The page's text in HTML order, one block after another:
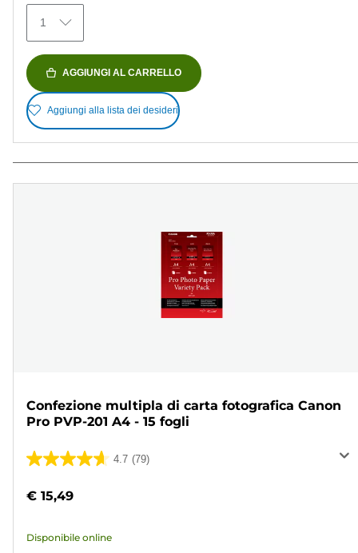
recensioni
1
AGGIUNGI AL CARRELLO
Aggiungi alla lista dei desideri
Confezione multipla di carta fotografica Canon
Pro PVP-201 A4 - 15 fogli
4.7 (79)
4.7
5
79
€ 15,49
Disponibile online